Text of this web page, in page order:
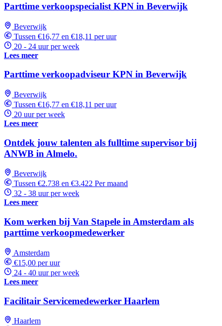
Parttime verkoopspecialist KPN in Beverwijk
Beverwijk
Tussen €16,77 en €18,11 per uur
20 - 24 uur per week
Lees meer
Parttime verkoopadviseur KPN in Beverwijk
Beverwijk
Tussen €16,77 en €18,11 per uur
20 uur per week
Lees meer
Ontdek jouw talenten als fulltime supervisor bij
ANWB in Almelo.
Beverwijk
Tussen €2.738 en €3.422 Per maand
32 - 38 uur per week
Lees meer
Kom werken bij Van Stapele in Amsterdam als
parttime verkoopmedewerker
Amsterdam
€15,00 per uur
24 - 40 uur per week
Lees meer
Facilitair Servicemedewerker Haarlem
Haarlem